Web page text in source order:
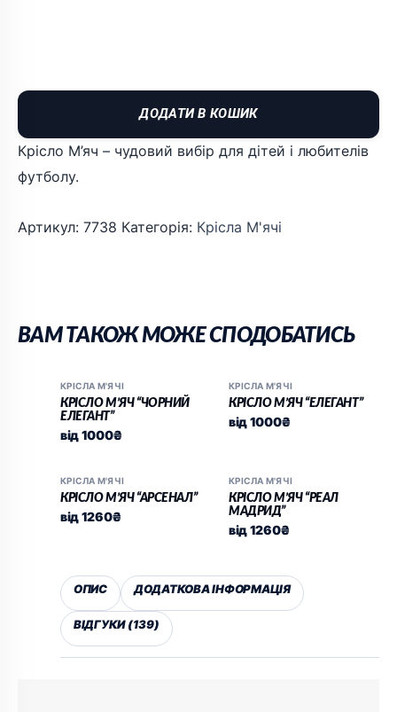
ДОДАТИ В КОШИК
Крісло М’яч – чудовий вибір для дітей і любителів
футболу.
Артикул: 7738 Категорія: Крісла М'ячі
ВАМ ТАКОЖ МОЖЕ СПОДОБАТИСЬ
КРІСЛА М'ЯЧІ
КРІСЛО М’ЯЧ “ЧОРНИЙ
ЕЛЕГАНТ”
від1000₴
КРІСЛА М'ЯЧІ
КРІСЛО М’ЯЧ “ЕЛЕГАНТ”
від1000₴
КРІСЛА М'ЯЧІ
КРІСЛО М’ЯЧ “АРСЕНАЛ”
від1260₴
КРІСЛА М'ЯЧІ
КРІСЛО М’ЯЧ “РЕАЛ
МАДРИД”
від1260₴
ОПИС ДОДАТКОВА ІНФОРМАЦІЯ
ВІДГУКИ (139)